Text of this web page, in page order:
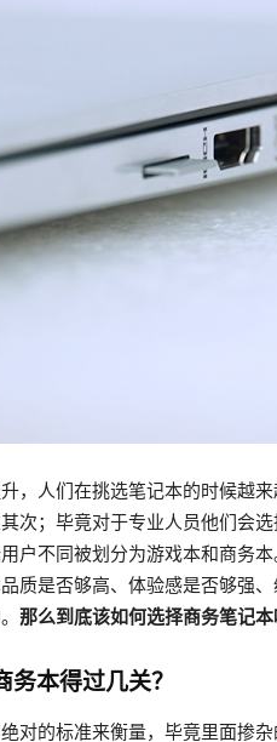
，人们在挑选笔记本的时候越
次；毕竟对于专业人员他们会
户不同被划分为游戏本和商务
质是否够高、体验感是否够强
那么到底该如何选择商务笔记
务本得过几关？
对的标准来衡量，毕竟里面掺